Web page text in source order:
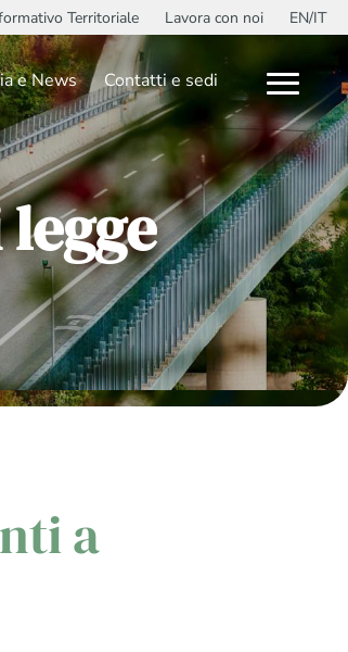
Territoriale Lavora con noi EN/IT
e News Contatti e sedi
a